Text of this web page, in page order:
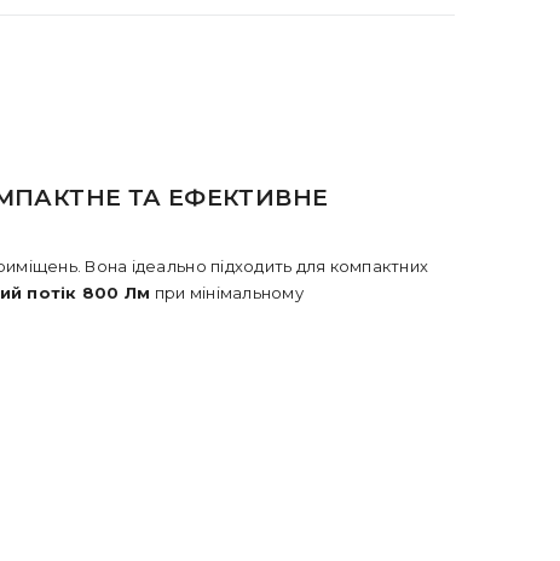
ТА ЕФЕКТИВНЕ
Вона ідеально підходить для компактних
потік 800 Лм при мінімальному